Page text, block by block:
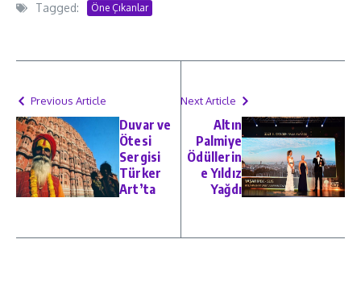
Tagged: Öne Çıkanlar
Previous Article
Duvar ve
Ötesi
Sergisi
Türker
Art’ta
Next Article
Altın
Palmiye
Ödüllerin
e Yıldız
Yağdı